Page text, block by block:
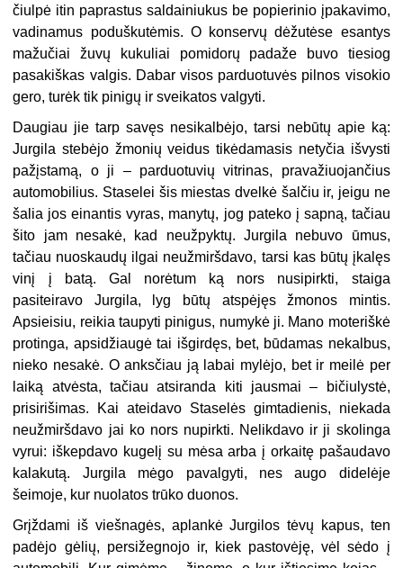
čiulpė itin paprastus saldainiukus be popierinio įpakavimo,
vadinamus poduškutėmis. O konservų dėžutėse esantys
mažučiai žuvų kukuliai pomidorų padaže buvo tiesiog
pasakiškas valgis. Dabar visos parduotuvės pilnos visokio
gero, turėk tik pinigų ir sveikatos valgyti.
Daugiau jie tarp savęs nesikalbėjo, tarsi nebūtų apie ką:
Jurgila stebėjo žmonių veidus tikėdamasis netyčia išvysti
pažįstamą, o ji – parduotuvių vitrinas, pravažiuojančius
automobilius. Staselei šis miestas dvelkė šalčiu ir, jeigu ne
šalia jos einantis vyras, manytų, jog pateko į sapną, tačiau
šito jam nesakė, kad neužpyktų. Jurgila nebuvo ūmus,
tačiau nuoskaudų ilgai neužmiršdavo, tarsi kas būtų įkalęs
vinį į batą. Gal norėtum ką nors nusipirkti, staiga
pasiteiravo Jurgila, lyg būtų atspėjęs žmonos mintis.
Apsieisiu, reikia taupyti pinigus, numykė ji. Mano moteriškė
protinga, apsidžiaugė tai išgirdęs, bet, būdamas nekalbus,
nieko nesakė. O anksčiau ją labai mylėjo, bet ir meilė per
laiką atvėsta, tačiau atsiranda kiti jausmai – bičiulystė,
prisirišimas. Kai ateidavo Staselės gimtadienis, niekada
neužmiršdavo jai ko nors nupirkti. Nelikdavo ir ji skolinga
vyrui: iškepdavo kugelį su mėsa arba į orkaitę pašaudavo
kalakutą. Jurgila mėgo pavalgyti, nes augo didelėje
šeimoje, kur nuolatos trūko duonos.
Grįždami iš viešnagės, aplankė Jurgilos tėvų kapus, ten
padėjo gėlių, persižegnojo ir, kiek pastovėję, vėl sėdo į